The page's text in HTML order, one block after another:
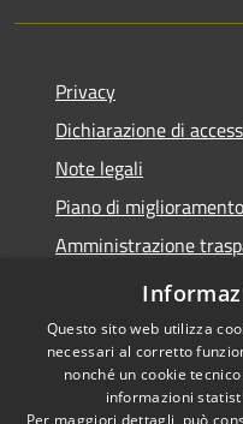
Privacy
Dichiarazione di
Note legali
Piano di
Amministrazione
Albo Pretorio
Questo sito web utilizza
necessari al corretto
nonché un cookie
informazioni
Per maggiori dettagli, può